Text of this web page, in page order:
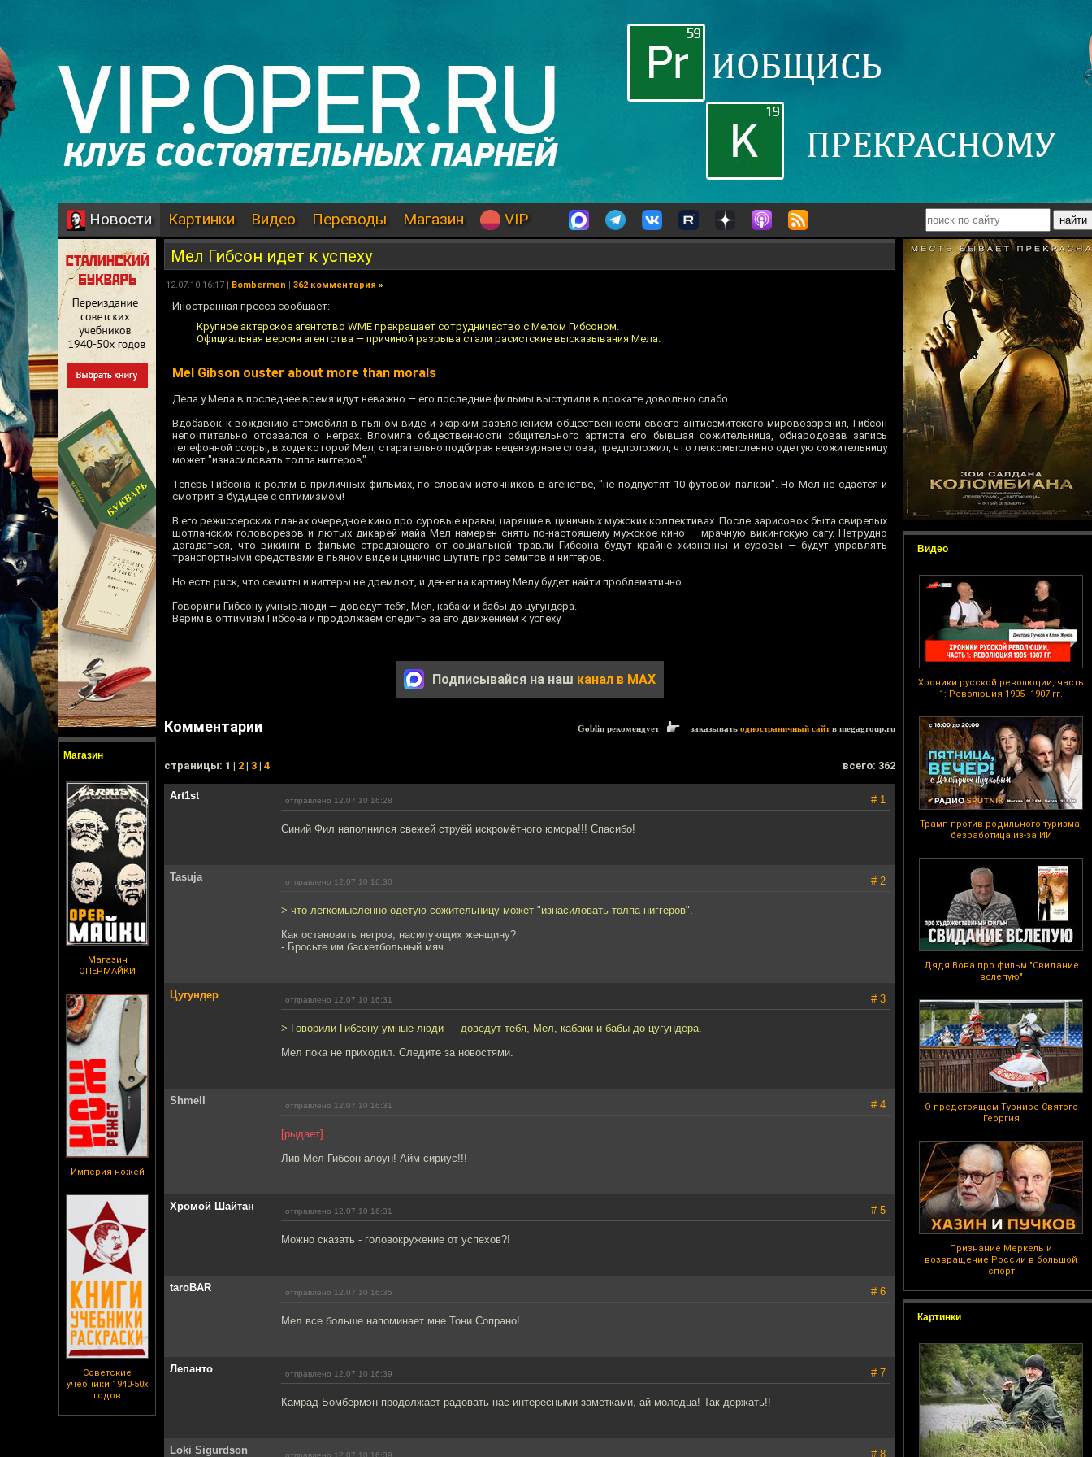
Новости Картинки Видео Переводы Магазин VIP
Магазин
Магазин
ОПЕРМАЙКИ
Империя ножей
Советские
учебники 1940-50х
годов
Видео
Хроники русской революции, часть
1: Революция 1905–1907 гг.
Трамп против родильного туризма,
безработица из-за ИИ
Дядя Вова про фильм "Свидание
вслепую"
О предстоящем Турнире Святого
Георгия
Признание Меркель и
возвращение России в большой
спорт
Картинки
Мел Гибсон идет к успеху
12.07.10 16:17 | Bomberman | 362 комментария »
Иностранная пресса сообщает:
Крупное актерское агентство WME прекращает сотрудничество с Мелом Гибсоном.
Официальная версия агентства — причиной разрыва стали расистские высказывания Мела.
Mel Gibson ouster about more than morals
Дела у Мела в последнее время идут неважно — его последние фильмы выступили в прокате довольно слабо.
Вдобавок к вождению атомобиля в пьяном виде и жарким разъяснением общественности своего антисемитского мировоззрения, Гибсон
непочтительно отозвался о неграх. Вломила общественности общительного артиста его бывшая сожительница, обнародовав запись
телефонной ссоры, в ходе которой Мел, старательно подбирая нецензурные слова, предположил, что легкомысленно одетую сожительницу
может "изнасиловать толпа ниггеров".
Теперь Гибсона к ролям в приличных фильмах, по словам источников в агенстве, "не подпустят 10-футовой палкой". Но Мел не сдается и
смотрит в будущее с оптимизмом!
В его режиссерских планах очередное кино про суровые нравы, царящие в циничных мужских коллективах. После зарисовок быта свирепых
шотланских головорезов и лютых дикарей майа Мел намерен снять по-настоящему мужское кино — мрачную викингскую сагу. Нетрудно
догадаться, что викинги в фильме страдающего от социальной травли Гибсона будут крайне жизненны и суровы — будут управлять
транспортными средствами в пьяном виде и цинично шутить про семитов и ниггеров.
Но есть риск, что семиты и ниггеры не дремлют, и денег на картину Мелу будет найти проблематично.
Говорили Гибсону умные люди — доведут тебя, Мел, кабаки и бабы до цугундера.
Верим в оптимизм Гибсона и продолжаем следить за его движением к успеху.
Подписывайся на наш канал в MAX
Комментарии Goblin рекомендует заказывать одностраничный сайтв megagroup.ru
cтраницы: 1 | 2 | 3 | 4 всего: 362
Art1st отправлено 12.07.10 16:28 # 1
Синий Фил наполнился свежей струёй искромётного юмора!!! Спасибо!
Tasuja отправлено 12.07.10 16:30 # 2
> что легкомысленно одетую сожительницу может "изнасиловать толпа ниггеров".
Как остановить негров, насилующих женщину?
- Бросьте им баскетбольный мяч.
Цугундер отправлено 12.07.10 16:31 # 3
> Говорили Гибсону умные люди — доведут тебя, Мел, кабаки и бабы до цугундера.
Мел пока не приходил. Следите за новостями.
Shmell отправлено 12.07.10 16:31 # 4
[рыдает]
Лив Мел Гибсон алоун! Айм сириус!!!
Хромой Шайтан отправлено 12.07.10 16:31 # 5
Можно сказать - головокружение от успехов?!
taroBAR отправлено 12.07.10 16:35 # 6
Мел все больше напоминает мне Тони Сопрано!
Лепанто отправлено 12.07.10 16:39 # 7
Камрад Бомбермэн продолжает радовать нас интересными заметками, ай молодца! Так держать!!
Loki Sigurdson отправлено 12.07.10 16:39 # 8